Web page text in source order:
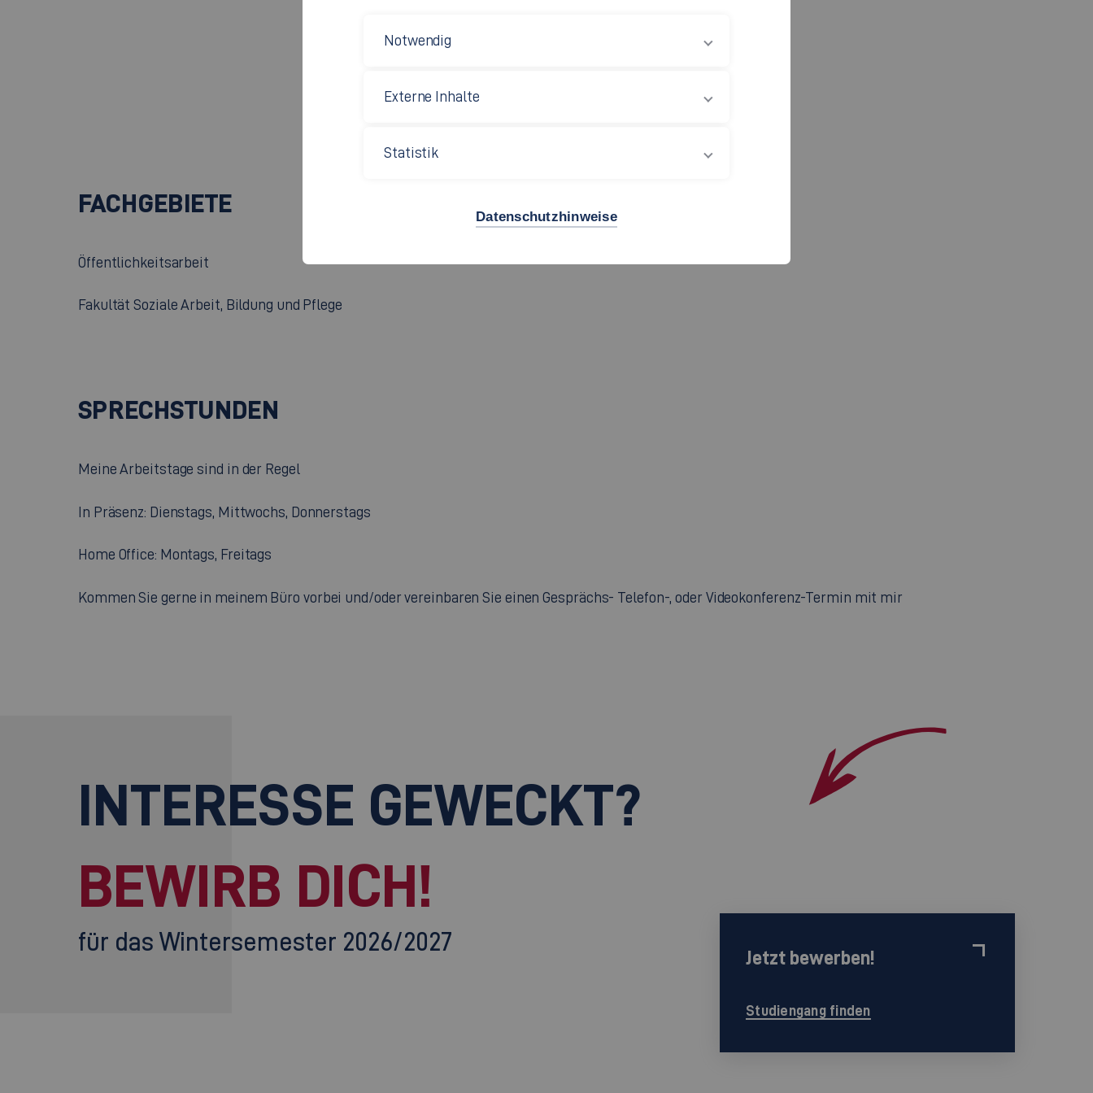
+49 711 397-4493
FACHGEBIETE
Öffentlichkeitsarbeit
Fakultät Soziale Arbeit, Bildung und Pflege
SPRECHSTUNDEN
Meine Arbeitstage sind in der Regel
In Präsenz: Dienstags, Mittwochs, Donnerstags
Home Office: Montags, Freitags
Kommen Sie gerne in meinem Büro vorbei und/oder vereinbaren Sie einen Gesprächs- Telefon-, oder Videokonferenz-Termin mit mir
INTERESSE GEWECKT?
BEWIRB DICH!
für das Wintersemester 2026/2027
Jetzt bewerben!
Studiengang finden
Notwendig
Externe Inhalte
Statistik
Datenschutzhinweise